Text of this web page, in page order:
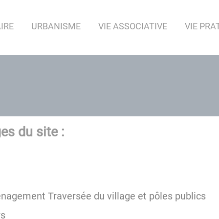
URBANISME VIE ASSOCIATIVE VIE
du site :
Traversée du village et pôles publics